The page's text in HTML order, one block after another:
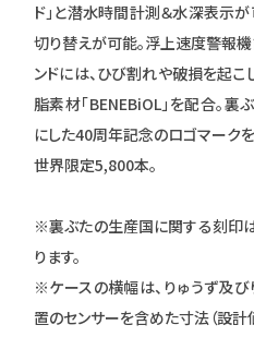
ド」と潜水時間計測＆水深表示が
切り替えが可能。浮上速度警報機
ンドには、ひび割れや破損を起こ
脂素材「BENEBiOL」を配合。裏
にした40周年記念のロゴマークを
世界限定5,800本。
※裏ぶたの生産国に関する刻印
ります。
※ケースの横幅は、りゅうず及び
置のセンサーを含めた寸法（設計値